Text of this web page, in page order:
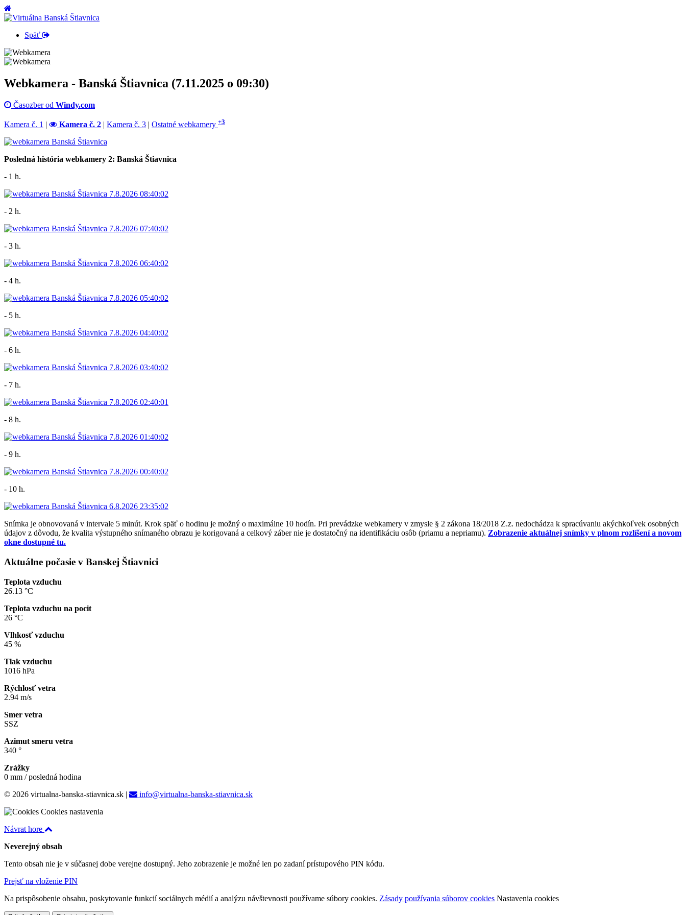
Späť
Webkamera - Banská Štiavnica (7.11.2025 o 09:30)
Časozber od Windy.com
Kamera č. 1 | Kamera č. 2 | Kamera č. 3 | Ostatné webkamery +3
Posledná história webkamery 2: Banská Štiavnica
- 1 h.
- 2 h.
- 3 h.
- 4 h.
- 5 h.
- 6 h.
- 7 h.
- 8 h.
- 9 h.
- 10 h.
Snímka je obnovovaná v intervale 5 minút. Krok späť o hodinu je možný o maximálne 10 hodín. Pri prevádzke webkamery v zmysle § 2 zákona 18/2018 Z.z. nedochádza k spracúvaniu akýchkoľvek osobných
údajov z dôvodu, že kvalita výstupného snímaného obrazu je korigovaná a celkový záber nie je dostatočný na identifikáciu osôb (priamu a nepriamu). Zobrazenie aktuálnej snímky v plnom rozlíšení a novom
okne dostupné tu.
Aktuálne počasie v Banskej Štiavnici
Teplota vzduchu
26.13 °C
Teplota vzduchu na pocit
26 °C
Vlhkosť vzduchu
45 %
Tlak vzduchu
1016 hPa
Rýchlosť vetra
2.94 m/s
Smer vetra
SSZ
Azimut smeru vetra
340 °
Zrážky
0 mm / posledná hodina
© 2026 virtualna-banska-stiavnica.sk |
info@virtualna-banska-stiavnica.sk
Cookies nastavenia
Návrat hore
Neverejný obsah
Tento obsah nie je v súčasnej dobe verejne dostupný. Jeho zobrazenie je možné len po zadaní prístupového PIN kódu.
Prejsť na vloženie PIN
Na prispôsobenie obsahu, poskytovanie funkcií sociálnych médií a analýzu návštevnosti používame súbory cookies. Zásady používania súborov cookies Nastavenia cookies